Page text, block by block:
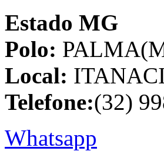
Estado MG
Polo:
Local:
Telefone:(32)
Whatsapp